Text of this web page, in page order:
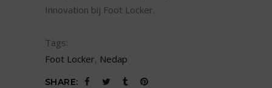
Innovation bij Foot Locker.
Tags:
Foot Locker, Nedap
SHARE: